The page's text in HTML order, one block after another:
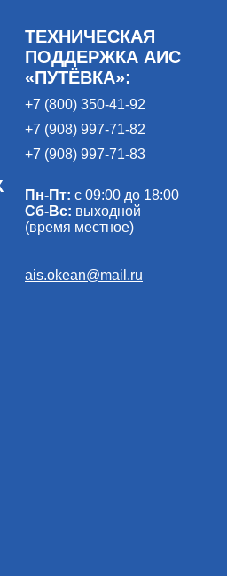
ТЕХНИЧЕСКАЯ
ПОДДЕРЖКА АИС
«ПУТЁВКА»:
+7 (800) 350-41-92
+7 (908) 997-71-82
+7 (908) 997-71-83
Пн-Пт: с 09:00 до 18:00
Сб-Вс: выходной
(время местное)
ais.okean@mail.ru